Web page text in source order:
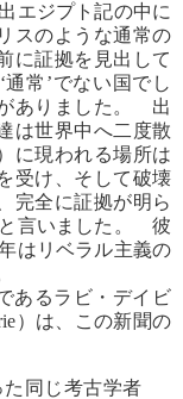
エジプト記の中に
スのような通常の
に証拠を見出して
常’でない国でし
ありました。 出
は世界中へ二度散
に現われる場所は
受け、そして破壊
完全に証拠が明ら
と言いました。 彼
はリベラル主義の
あるラビ・デイビ
）は、この新聞の
同じ考古学者